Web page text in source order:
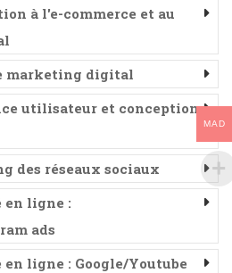
à l'e-commerce et au
marketing digital
utilisateur et conception
des réseaux sociaux
en ligne :
ads
ligne : Google/Youtube
MAD